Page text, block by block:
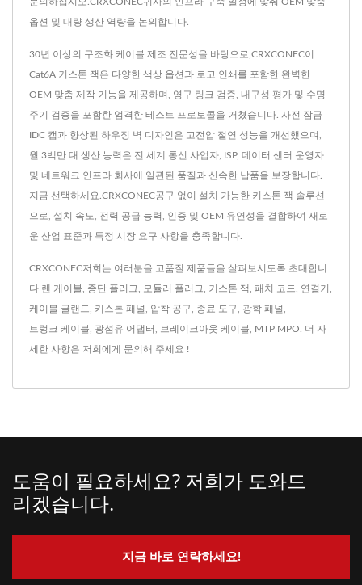
옵션 및 대량 생산 역량을 논의합니다.
30년 이상의 구조화 케이블 제조 전문성을 바탕으로,CRXCONEC이
Cat6A 키스톤 잭은 다양한 색상 옵션과 로고 인쇄를 포함한 완벽한
OEM 맞춤 제작 기능을 제공하며, 영구 링크 검증, 내구성 평가 및 수명
주기 검증을 포함한 엄격한 테스트 프로토콜을 거쳤습니다. 사전 잠금
IDC 캡과 향상된 하우징 벽 디자인은 고전압 절연 성능을 개선했으며,
월 3백만 대 생산 능력은 전 세계 통신 사업자, ISP, 데이터 센터 운영자
및 네트워크 인프라 회사에 일관된 품질과 신속한 납품을 보장합니다.
지금 선택하세요.CRXCONEC공구 없이 설치 가능한 키스톤 잭 솔루션
으로, 설치 속도, 전력 공급 능력, 인증 및 OEM 유연성을 결합하여 새로
운 산업 표준과 특정 시장 요구 사항을 충족합니다.
CRXCONEC저희는 여러분을 고품질 제품들을 살펴보시도록 초대합니
다 랜 케이블 종단 플러그 모듈러 플러그 키스톤 잭 패치 코드 연결기
케이블 글랜드 키스톤 패널 압착 공구 종료 도구 광학 패널
트렁크 케이블 광섬유 어댑터 브레이크아웃 케이블 MTP MPO . 더 자
세한 사항은 저희에게 문의해 주세요 !
도움이 필요하세요? 저희가 도와드
리겠습니다.
지금 바로 연락하세요!